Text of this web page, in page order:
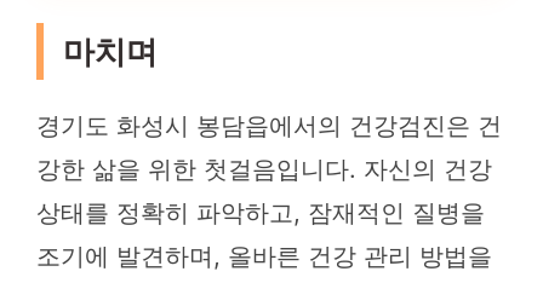
마치며
경기도 화성시 봉담읍에서의 건강검진은 건
강한 삶을 위한 첫걸음입니다. 자신의 건강
상태를 정확히 파악하고, 잠재적인 질병을
조기에 발견하며, 올바른 건강 관리 방법을